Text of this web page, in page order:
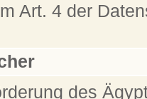
Art. 4 der
des